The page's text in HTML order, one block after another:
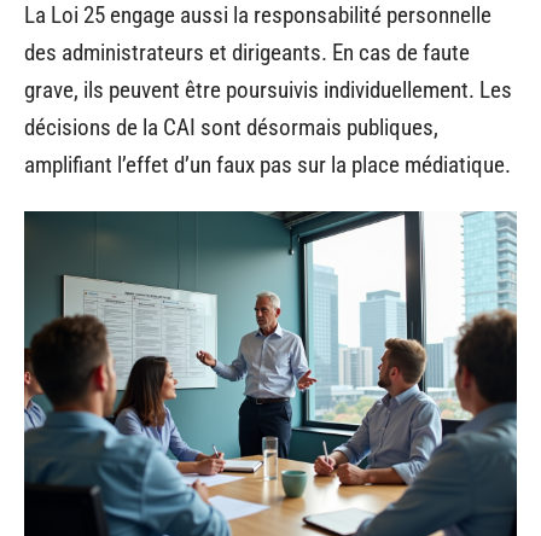
La Loi 25 engage aussi la responsabilité personnelle
des administrateurs et dirigeants. En cas de faute
grave, ils peuvent être poursuivis individuellement. Les
décisions de la CAI sont désormais publiques,
amplifiant l’effet d’un faux pas sur la place médiatique.